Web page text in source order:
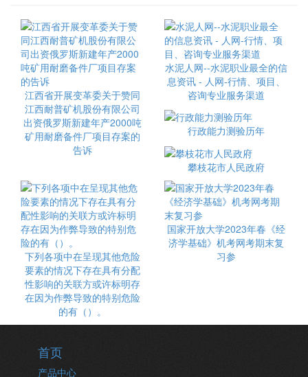
江西省开展变革委关于赞同
江西耐普矿机股份有限公司
出资俄罗斯新建年产2000吨
矿用耐磨备件厂项目存案的
告诉
水泥人网--水泥职业最全的信
息资讯 - 人网-行情、项目、
咨询专业服务渠道
行政能力测验历年
攀枝花市人民政府
下列各项中在呈现其他危险
要素的情况下存在具有分配
性影响的关联方或许标明存
在因为作弊导致的特别危险
的有（）。
国家开放大学2023年春《经
济学基础》机考网考期末复
习参
首页
产品中心